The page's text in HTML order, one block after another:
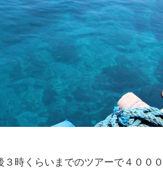
時くらいまでのツアーで４０００